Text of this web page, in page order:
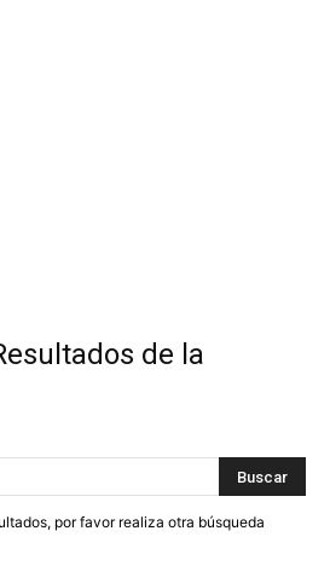
de la
por favor realiza otra búsqueda